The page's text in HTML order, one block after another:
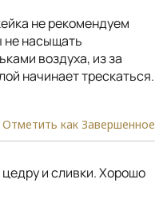
не рекомендуем
не насыщать
воздуха, из за
начинает трескаться.
Отметить как Завершенное
и сливки. Хорошо